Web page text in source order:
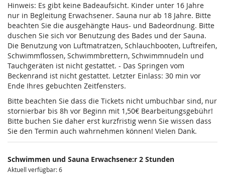
Hinweis: Es gibt keine Badeaufsicht. Kinder unter 16 Jahre
nur in Begleitung Erwachsener. Sauna nur ab 18 Jahre. Bitte
beachten Sie die ausgehängte Haus- und Badeordnung. Bitte
duschen Sie sich vor Benutzung des Bades und der Sauna.
Die Benutzung von Luftmatratzen, Schlauchbooten, Luftreifen,
Schwimmflossen, Schwimmbrettern, Schwimmnudeln und
Tauchgeräten ist nicht gestattet. - Das Springen vom
Beckenrand ist nicht gestattet. Letzter Einlass: 30 min vor
Ende Ihres gebuchten Zeitfensters.
Bitte beachten Sie dass die Tickets nicht umbuchbar sind, nur
stornierbar bis 8h vor Beginn mit 1,50€ Bearbeitungsgebühr!
Bitte buchen Sie daher erst kurzfristig wenn Sie wissen dass
Sie den Termin auch wahrnehmen können! Vielen Dank.
Schwimmen und Sauna Erwachsene:r 2 Stunden
Aktuell verfügbar: 6